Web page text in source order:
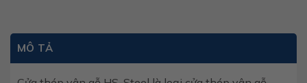
MÔ TẢ